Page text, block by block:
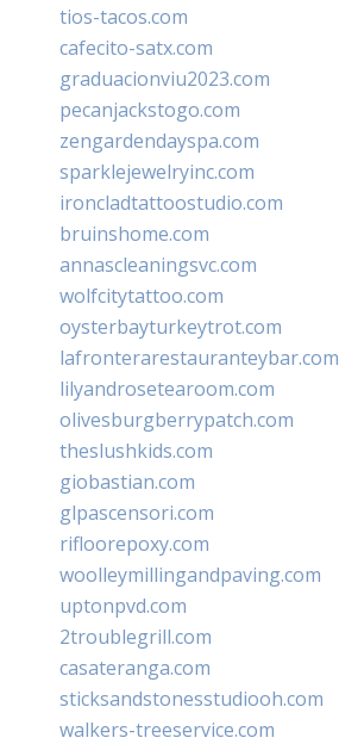
tios-tacos.com
cafecito-satx.com
graduacionviu2023.com
pecanjackstogo.com
zengardendayspa.com
sparklejewelryinc.com
ironcladtattoostudio.com
bruinshome.com
annascleaningsvc.com
wolfcitytattoo.com
oysterbayturkeytrot.com
lafronterarestauranteybar.com
lilyandrosetearoom.com
olivesburgberrypatch.com
theslushkids.com
giobastian.com
glpascensori.com
rifloorepoxy.com
woolleymillingandpaving.com
uptonpvd.com
2troublegrill.com
casateranga.com
sticksandstonesstudiooh.com
walkers-treeservice.com